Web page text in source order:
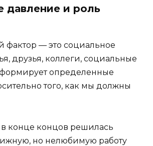
давление и роль
фактор — это социальное
друзья, коллеги, социальные
определенные
того, как мы должны
в конце концов решилась
но нелюбимую работу